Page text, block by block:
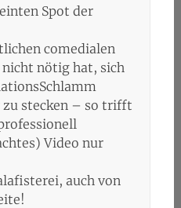
Spot der
comedialen
nötig hat, sich
zu stecken – so trifft
Video nur
auch von